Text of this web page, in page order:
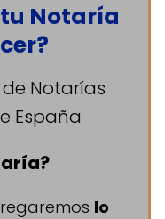
Notaría
Notarías
España
lo